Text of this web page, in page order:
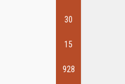
30
15
928